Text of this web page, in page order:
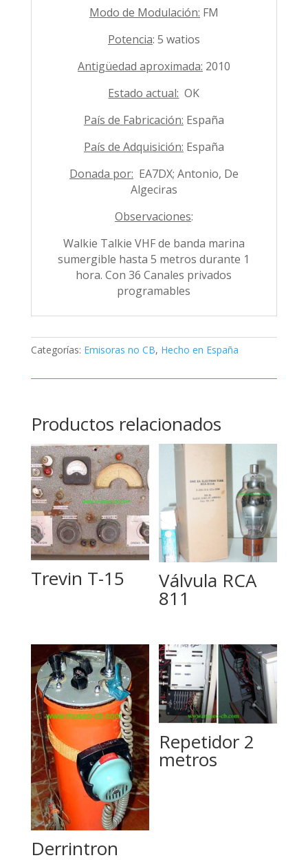
Modo de Modulación: FM
Potencia: 5 watios
Antigüedad aproximada: 2010
Estado actual: OK
País de Fabricación: España
País de Adquisición: España
Donada por: EA7DX; Antonio, De
Algeciras
Observaciones:
Walkie Talkie VHF de banda marina
sumergible hasta 5 metros durante 1
hora. Con 36 Canales privados
programables
Categorías: Emisoras no CB, Hecho en España
Productos relacionados
Trevin T-15 Válvula RCA
811
Derrintron
Repetidor 2
metros